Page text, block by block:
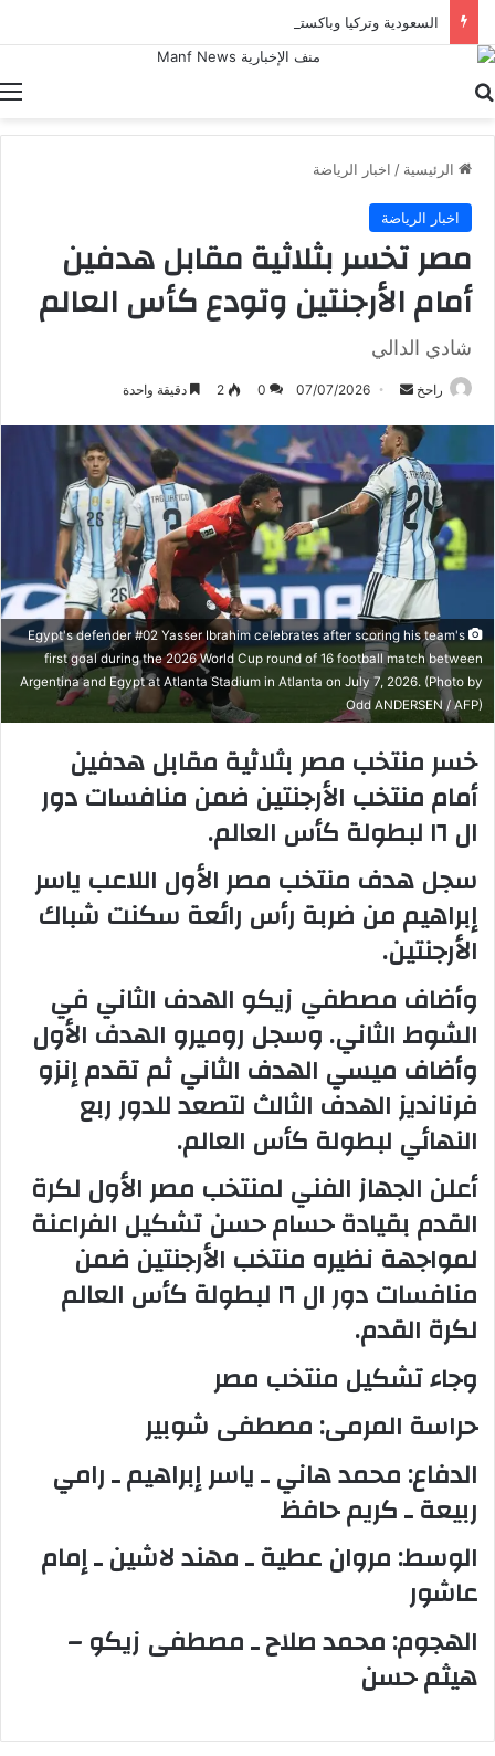
السعودية وتركيا وباكستان تحالف دفاعي جديد يثير الأنظار
الرئيسية / اخبار الرياضة
اخبار الرياضة
مصر تخسر بثلاثية مقابل هدفين
أمام الأرجنتين وتودع كأس العالم
شادي الدالي
راحخ
أرسل
إلكترونيا
07/07/2026
0
2 دقيقة واحدة
Egypt's defender #02 Yasser Ibrahim celebrates after scoring his team's
first goal during the 2026 World Cup round of 16 football match between
Argentina and Egypt at Atlanta Stadium in Atlanta on July 7, 2026. (Photo by
Odd ANDERSEN / AFP)
خسر منتخب مصر بثلاثية مقابل هدفين
أمام منتخب الأرجنتين ضمن منافسات دور
ال ١٦ لبطولة كأس العالم.
سجل هدف منتخب مصر الأول اللاعب ياسر
إبراهيم من ضربة رأس رائعة سكنت شباك
الأرجنتين.
وأضاف مصطفي زيكو الهدف الثاني في
الشوط الثاني. وسجل روميرو الهدف الأول
وأضاف ميسي الهدف الثاني ثم تقدم إنزو
فرنانديز الهدف الثالث لتصعد للدور ربع
النهائي لبطولة كأس العالم.
أعلن الجهاز الفني لمنتخب مصر الأول لكرة
القدم بقيادة حسام حسن تشكيل الفراعنة
لمواجهة نظيره منتخب الأرجنتين ضمن
منافسات دور ال ١٦ لبطولة كأس العالم
لكرة القدم.
وجاء تشكيل منتخب مصر
حراسة المرمى: مصطفى شوبير
الدفاع: محمد هاني ـ ياسر إبراهيم ـ رامي
ربيعة ـ كريم حافظ
الوسط: مروان عطية ـ مهند لاشين ـ إمام
عاشور
الهجوم: محمد صلاح ـ مصطفى زيكو –
هيثم حسن